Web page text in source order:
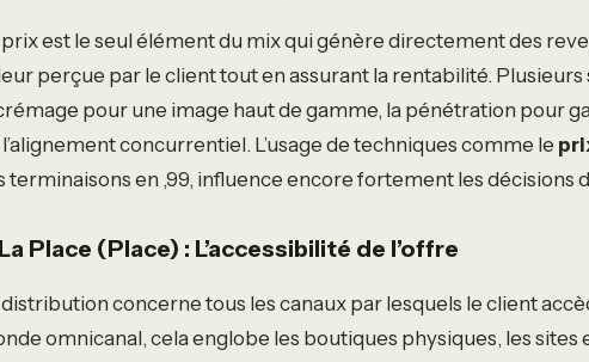
prix est le seul élément du mix qui génère directement des
perçue par le client tout en assurant la rentabilité. Plusieurs
pour une image haut de gamme, la pénétration pour
concurrentiel. L’usage de techniques comme le
terminaisons en ,99, influence encore fortement les décisions
Place (Place) : L’accessibilité de l’offre
distribution concerne tous les canaux par lesquels le client
omnicanal, cela englobe les boutiques physiques, les